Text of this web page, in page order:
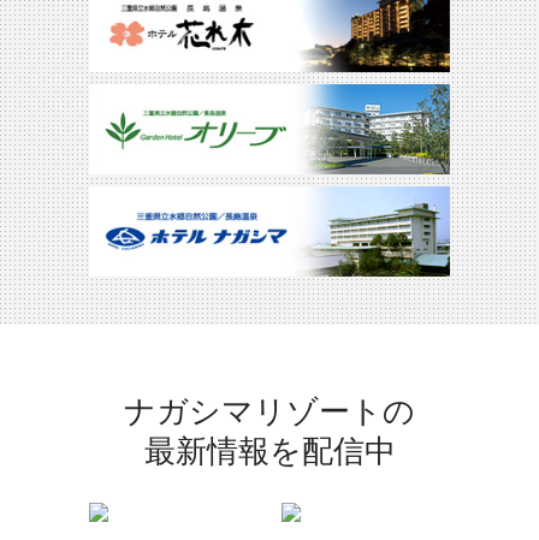
ナガシマリゾートの
最新情報を配信中